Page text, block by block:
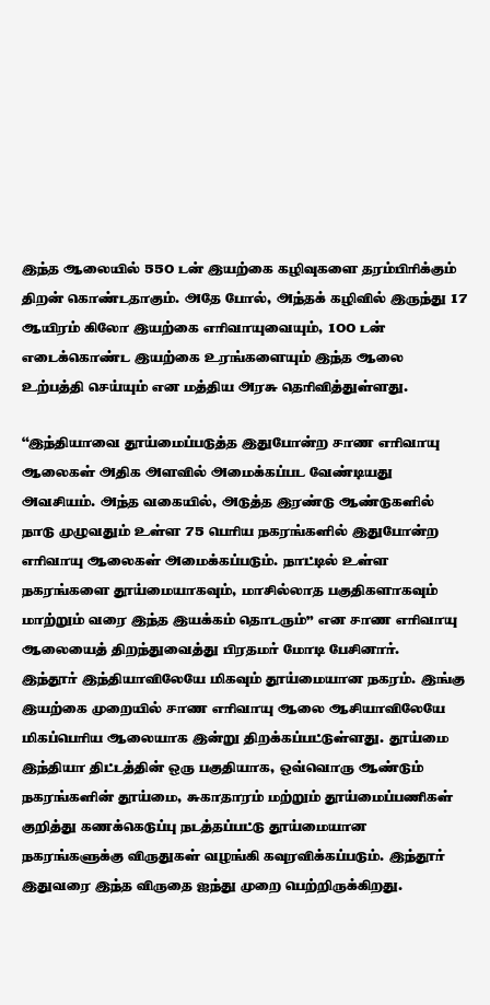
இந்த ஆலையில் 550 டன் இயற்கை கழிவுகளை தரம்பிரிக்கும்
திறன் கொண்டதாகும். அதே போல், அந்தக் கழிவில் இருந்து 17
ஆயிரம் கிலோ இயற்கை எரிவாயுவையும், 100 டன்
எடைக்கொண்ட இயற்கை உரங்களையும் இந்த ஆலை
உற்பத்தி செய்யும் என மத்திய அரசு தெரிவித்துள்ளது.
“இந்தியாவை தூய்மைப்படுத்த இதுபோன்ற சாண எரிவாயு
ஆலைகள் அதிக அளவில் அமைக்கப்பட வேண்டியது
அவசியம். அந்த வகையில், அடுத்த இரண்டு ஆண்டுகளில்
நாடு முழுவதும் உள்ள 75 பெரிய நகரங்களில் இதுபோன்ற
எரிவாயு ஆலைகள் அமைக்கப்படும். நாட்டில் உள்ள
நகரங்களை தூய்மையாகவும், மாசில்லாத பகுதிகளாகவும்
மாற்றும் வரை இந்த இயக்கம் தொடரும்” என சாண எரிவாயு
ஆலையைத் திறந்துவைத்து பிரதமர் மோடி பேசினார்.
இந்தூர் இந்தியாவிலேயே மிகவும் தூய்மையான நகரம். இங்கு
இயற்கை முறையில் சாண எரிவாயு ஆலை ஆசியாவிலேயே
மிகப்பெரிய ஆலையாக இன்று திறக்கப்பட்டுள்ளது. தூய்மை
இந்தியா திட்டத்தின் ஒரு பகுதியாக, ஒவ்வொரு ஆண்டும்
நகரங்களின் தூய்மை, சுகாதாரம் மற்றும் தூய்மைப்பணிகள்
குறித்து கணக்கெடுப்பு நடத்தப்பட்டு தூய்மையான
நகரங்களுக்கு விருதுகள் வழங்கி கவுரவிக்கப்படும். இந்தூர்
இதுவரை இந்த விருதை ஐந்து முறை பெற்றிருக்கிறது.